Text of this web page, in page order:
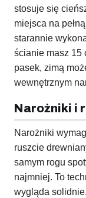
stosuje się
miejsca na
starannie
ścianie masz 15
pasek, zimą
wewnętrznym
Narożniki i
Narożniki
ruszcie
samym rogu
najmniej. To
wygląda